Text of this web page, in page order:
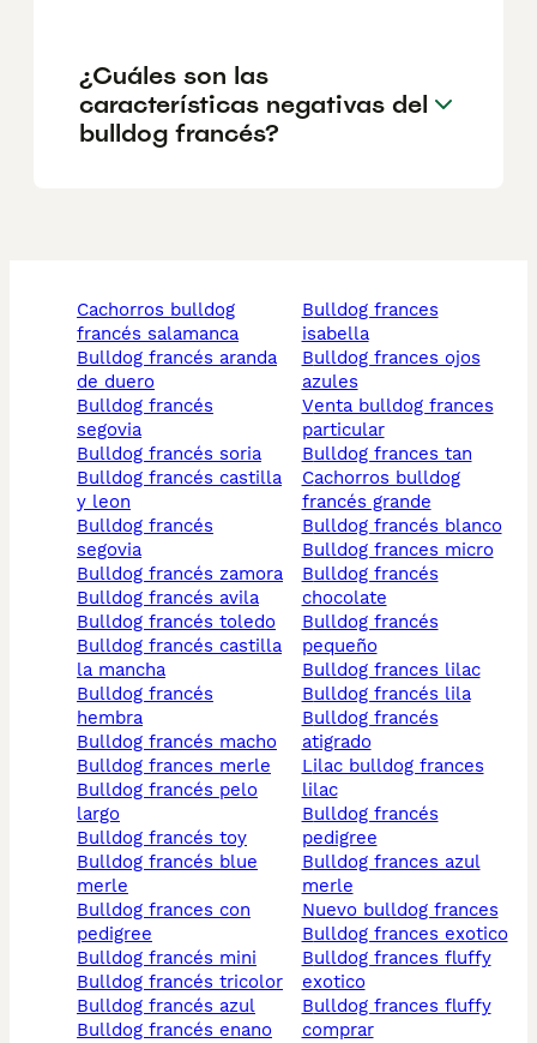
¿Cuáles son las
características negativas del
bulldog francés?
cachorros bulldog
francés salamanca
bulldog francés aranda
de duero
bulldog francés
segovia
bulldog francés soria
bulldog francés castilla
y leon
bulldog francés
segovia
bulldog francés zamora
bulldog francés avila
bulldog francés toledo
bulldog francés castilla
la mancha
bulldog francés
hembra
bulldog francés macho
bulldog frances merle
bulldog francés pelo
largo
bulldog francés toy
bulldog francés blue
merle
bulldog frances con
pedigree
bulldog francés mini
bulldog francés tricolor
bulldog francés azul
bulldog francés enano
bulldog frances
isabella
bulldog frances ojos
azules
venta bulldog frances
particular
bulldog frances tan
cachorros bulldog
francés grande
bulldog francés blanco
bulldog frances micro
bulldog francés
chocolate
bulldog francés
pequeño
bulldog frances lilac
bulldog francés lila
bulldog francés
atigrado
lilac bulldog frances
lilac
bulldog francés
pedigree
bulldog frances azul
merle
nuevo bulldog frances
bulldog frances exotico
bulldog frances fluffy
exotico
bulldog frances fluffy
comprar